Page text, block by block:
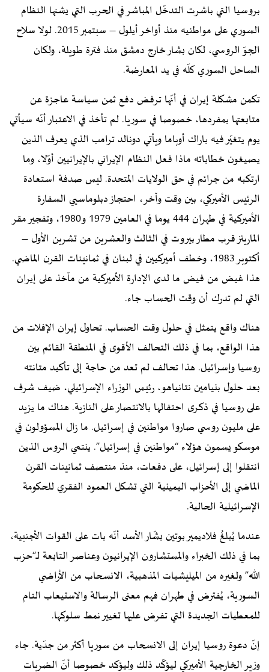
بروسيا التي باشرت التدخّل المباشر في الحرب التي يشنها النظام
السوري على مواطنيه منذ أواخر أيلول – سبتمبر 2015. لولا سلاح
الجوّ الروسي، لكان بشار خارج دمشق منذ فترة طويلة، ولكان
الساحل السوري كلّه في يد المعارضة.
تكمن مشكلة إيران في أنّها ترفض دفع ثمن سياسة عاجزة عن
متابعتها بمفردها، خصوصا في سوريا. لم تأخذ في الاعتبار أنّه سيأتي
يوم يتغيّر فيه باراك أوباما ويأتي دونالد ترامب الذي يعرف الذين
يصيغون خطاباته ماذا فعل النظام الإيراني بالإيرانيين أوّلا، وما
ارتكبه من جرائم في حق الولايات المتحدة. ليس صدفة استعادة
الرئيس الأميركي، بين وقت وآخر، احتجاز دبلوماسيي السفارة
الأميركية في طهران 444 يوما في العامين 1979 و1980، وتفجير مقر
المارينز قرب مطار بيروت في الثالث والعشرين من تشرين الأول –
أكتوبر 1983، وخطف أميركيين في لبنان في ثمانينات القرن الماضي.
هذا غيض من فيض ما لدى الإدارة الأميركية من مآخذ على إيران
التي لم تدرك أن وقت الحساب جاء.
هناك واقع يتمثل في حلول وقت الحساب. تحاول إيران الإفلات من
هذا الواقع، بما في ذلك التحالف الأقوى في المنطقة القائم بين
روسيا وإسرائيل. هذا تحالف لم تعد من حاجة إلى تأكيد متانته
بعد حلول بنيامين نتانياهو، رئيس الوزراء الإسرائيلي، ضيف شرف
على روسيا في ذكـرى احتفالها بالانتصار على النازية. هنـاك ما يزيد
على مليون روسي صاروا مواطنين في إسرائيل. ما زال المسؤولون في
موسكو يسمون هؤلاء “مواطنين في إسرائيل”. ينتمي الروس الذين
انتقلوا إلى إسرائيل، على دفعات، منذ منتصف ثمانينات القرن
الماضي إلى الأحزاب اليمينية التي تشكل العمود الفقري للحكومة
الإسرائيلية الحالية.
عندما يُبلغُ فلاديمير بوتين بشّار الأسد أنّه بات على القوات الأجنبية،
بما في ذلك الخبراء والمستشارون الإيرانيون وعناصر التابعة لـ“حزب
الله” ولغيره من الميليشيات المذهبية، الانسحاب من الأراضي
السورية، يُفترض في طهران فهم معنى الرسالة والاستيعاب التام
للمعطيات الجديدة التي تفرض عليها تغيير نمط سلوكها.
إنّ دعوة روسيا إيران إلى الانسحاب من سوريا أكثر من جدّية. جاء
وزير الخارجية الأميركي ليؤكّد ذلك وليؤكد خصوصا أنّ الضربات